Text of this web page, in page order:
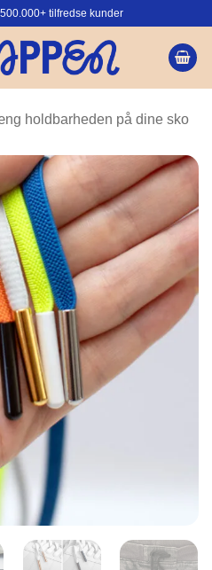
tilfredse kunder
holdbarheden på dine sko